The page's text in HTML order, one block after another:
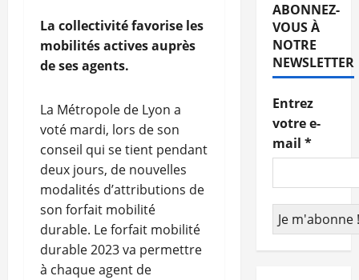
La collectivité favorise les
mobilités actives auprès
de ses agents.
La Métropole de Lyon a
voté mardi, lors de son
conseil qui se tient pendant
deux jours, de nouvelles
modalités d’attributions de
son forfait mobilité
durable. Le forfait mobilité
durable 2023 va permettre
à chaque agent de
ABONNEZ-
VOUS À
NOTRE
NEWSLETTER
Entrez
votre e-
mail *